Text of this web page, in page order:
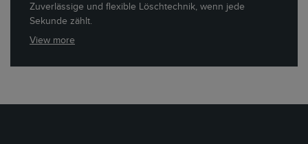
Zuverlässige und flexible Löschtechnik, wenn jede
Sekunde zählt.
View more